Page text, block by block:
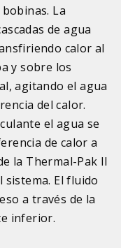
La
de agua
calor al
y sobre los
agitando el agua
del calor.
el agua se
de calor a
la Thermal-Pak II
El fluido
a través de la
inferior.